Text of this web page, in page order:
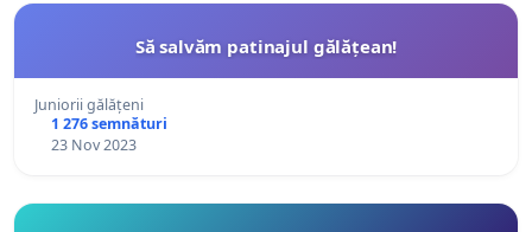
Să salvăm patinajul gălățean!
Juniorii gălățeni
1 276 semnături
23 Nov 2023